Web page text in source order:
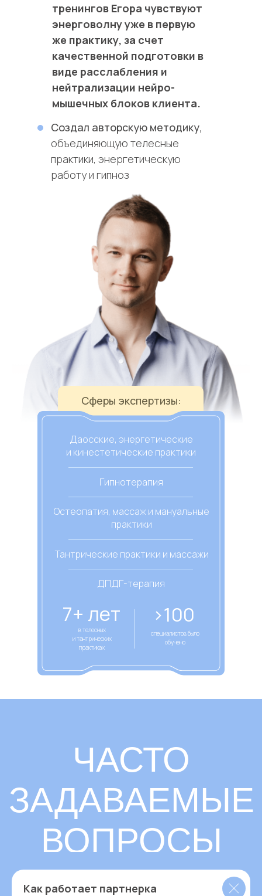
Сферы экспертизы:
тренингов Егора чувствуют
энерговолну уже в первую
же практику, за счет
качественной подготовки в
виде расслабления и
нейтрализации нейро-
мышечных блоков клиента.
Создал авторскую методику,
объединяющую телесные
практики, энергетическую
работу и гипноз
7+ лет >100
в телесных
и тантрических
практиках
специалистов было
обучено
Даосские, энергетические
и кинестетические практики
Гипнотерапия
Остеопатия, массаж и мануальные
практики
Тантрические практики и массажи
ДПДГ-терапия
ЧАСТО
ЗАДАВАЕМЫЕ
ВОПРОСЫ
Как работает партнерка